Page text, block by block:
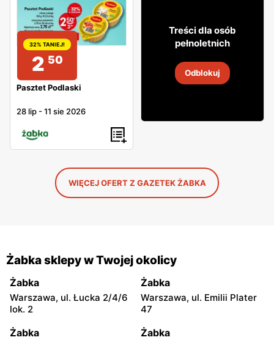
32% TANIEJ!
2 50
Pasztet Podlaski
28 lip -11 sie 2026
2999
18 sie 2026
Treści dla osób
pełnoletnich
Odblokuj
WIĘCEJ OFERT Z GAZETEK ŻABKA
Żabka sklepy w Twojej okolicy
Żabka
Warszawa, ul. Łucka 2/4/6
lok. 2
Żabka
Warszawa, ul. Emilii Plater
47
Żabka Żabka